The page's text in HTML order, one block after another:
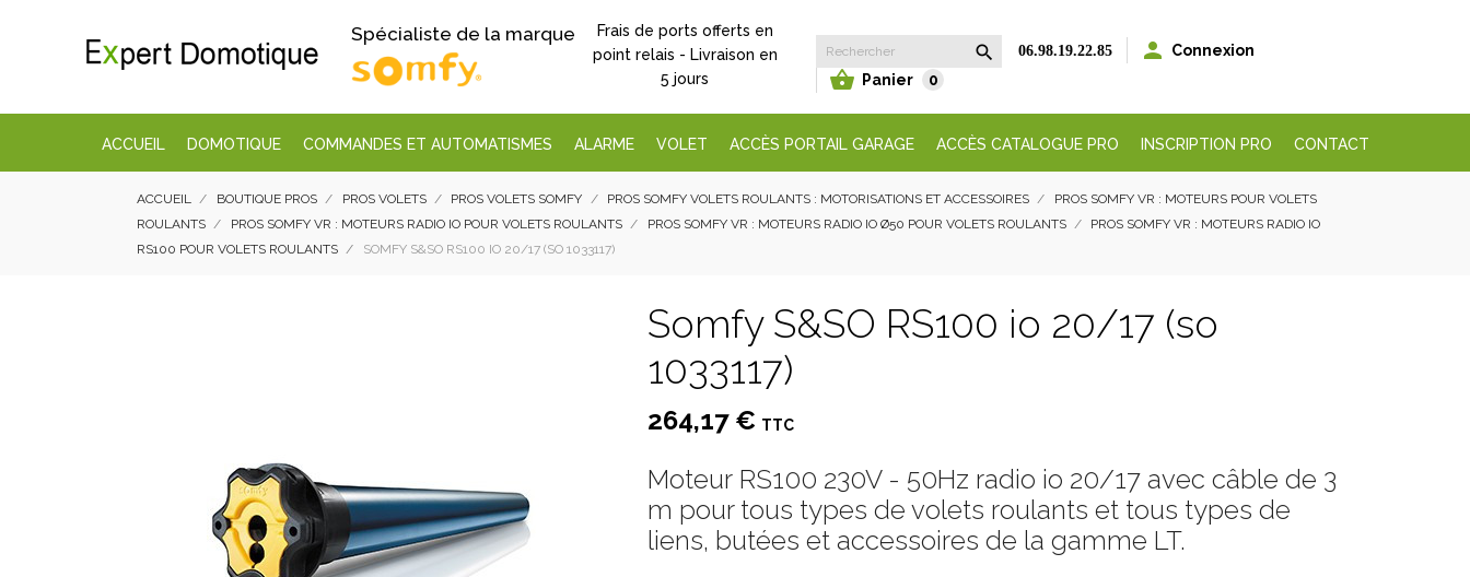
Spécialiste de la marque
Frais de ports offerts en
point relais - Livraison en
5 jours
 06.98.19.22.85  Connexion
 Panier 0
ACCUEIL DOMOTIQUE COMMANDES ET AUTOMATISMES ALARME VOLET ACCÈS PORTAIL GARAGE ACCÈS CATALOGUE PRO INSCRIPTION PRO CONTACT
ACCUEIL BOUTIQUE PROS PROS VOLETS PROS VOLETS SOMFY PROS SOMFY VOLETS ROULANTS : MOTORISATIONS ET ACCESSOIRES
PROS SOMFY VR : MOTEURS POUR VOLETS
ROULANTS
PROS SOMFY VR : MOTEURS RADIO IO POUR VOLETS ROULANTS PROS SOMFY VR : MOTEURS RADIO IO Ø50 POUR VOLETS ROULANTS
PROS SOMFY VR : MOTEURS RADIO IO
RS100 POUR VOLETS ROULANTS
SOMFY S&SO RS100 IO 20/17 (SO 1033117)
Somfy S&SO RS100 io 20/17 (so
1033117)
264,17 € TTC
Moteur RS100 230V - 50Hz radio io 20/17 avec câble de 3
m pour tous types de volets roulants et tous types de
liens, butées et accessoires de la gamme LT.